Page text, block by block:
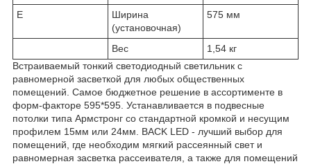
E
Ширина
(установочная)
575 мм
Вес
1,54 кг
Встраиваемый тонкий светодиодный светильник с
равномерной засветкой для любых общественных
помещений. Самое бюджетное решение в ассортименте в
форм-факторе 595*595. Устанавливается в подвесные
потолки типа Армстронг со стандартной кромкой и несущим
профилем 15мм или 24мм. BACK LED - лучший выбор для
помещений, где необходим мягкий рассеянный свет и
равномерная засветка рассеивателя, а также для помещений